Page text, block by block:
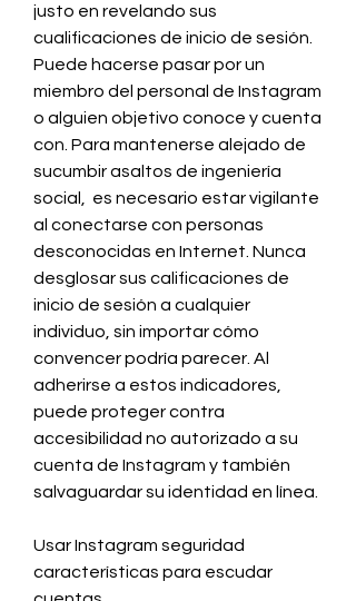
justo en revelando sus
cualificaciones de inicio de sesión.
Puede hacerse pasar por un
miembro del personal de Instagram
o alguien objetivo conoce y cuenta
con. Para mantenerse alejado de
sucumbir asaltos de ingeniería
social,  es necesario estar vigilante
al conectarse con personas
desconocidas en Internet. Nunca
desglosar sus calificaciones de
inicio de sesión a cualquier
individuo, sin importar cómo
convencer podría parecer. Al
adherirse a estos indicadores,
puede proteger contra
accesibilidad no autorizado a su
cuenta de Instagram y también
salvaguardar su identidad en línea.
Usar Instagram seguridad
características para escudar